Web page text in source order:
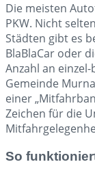
Die meisten
PKW. Nicht
Städten gibt es
BlaBlaCar oder
Anzahl an
Gemeinde
einer
Zeichen für die
So